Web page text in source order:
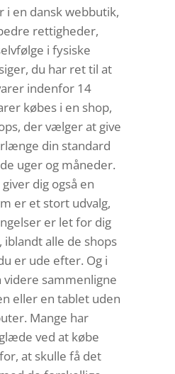
i en dansk webbutik,
rettigheder,
i fysiske
du har ret til at
indenfor 14
købes i en shop,
der vælger at give
din standard
uger og måneder.
dig også en
er et stort udvalg,
er let for dig
alle de shops
er ude efter. Og i
videre sammenligne
eller en tablet uden
Mange har
ved at købe
at skulle få det